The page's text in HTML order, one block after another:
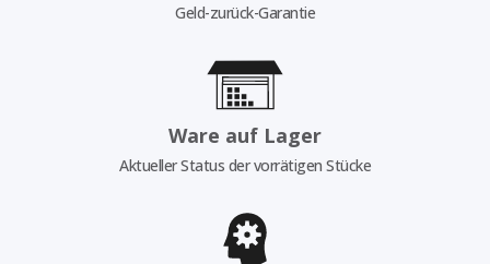
Geld-zurück-Garantie
Ware auf Lager
Aktueller Status der vorrätigen Stücke